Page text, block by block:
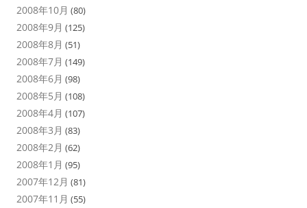
2008年10月 (80)
2008年9月 (125)
2008年8月 (51)
2008年7月 (149)
2008年6月 (98)
2008年5月 (108)
2008年4月 (107)
2008年3月 (83)
2008年2月 (62)
2008年1月 (95)
2007年12月 (81)
2007年11月 (55)